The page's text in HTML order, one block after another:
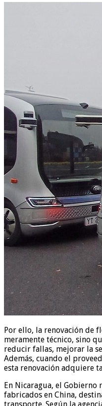
Por ello, la renovación de
meramente técnico, sino
reducir fallas, mejorar la
Además, cuando el
esta renovación adquiere
En Nicaragua, el
fabricados en China,